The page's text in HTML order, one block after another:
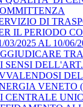
DI
IL PERIODO
03/2025 AL 10/06/
SENSI
VENETO
CENTRALE